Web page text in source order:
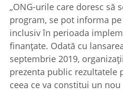
„ONG-urile care doresc să
program, se pot informa
inclusiv în perioada
finanțate. Odată cu
septembrie 2019,
prezenta public rezultatele
ceea ce va constitui un